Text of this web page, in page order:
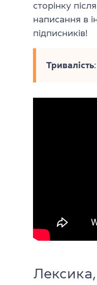
сторінку
написання в
підписників!
Тривалість